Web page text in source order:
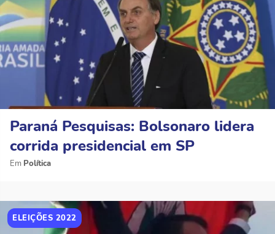
Paraná Pesquisas: Bolsonaro lidera
corrida presidencial em SP
Política
ELEIÇÕES 2022